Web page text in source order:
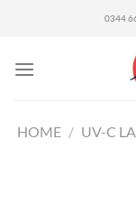
0344
HOME / UV-C